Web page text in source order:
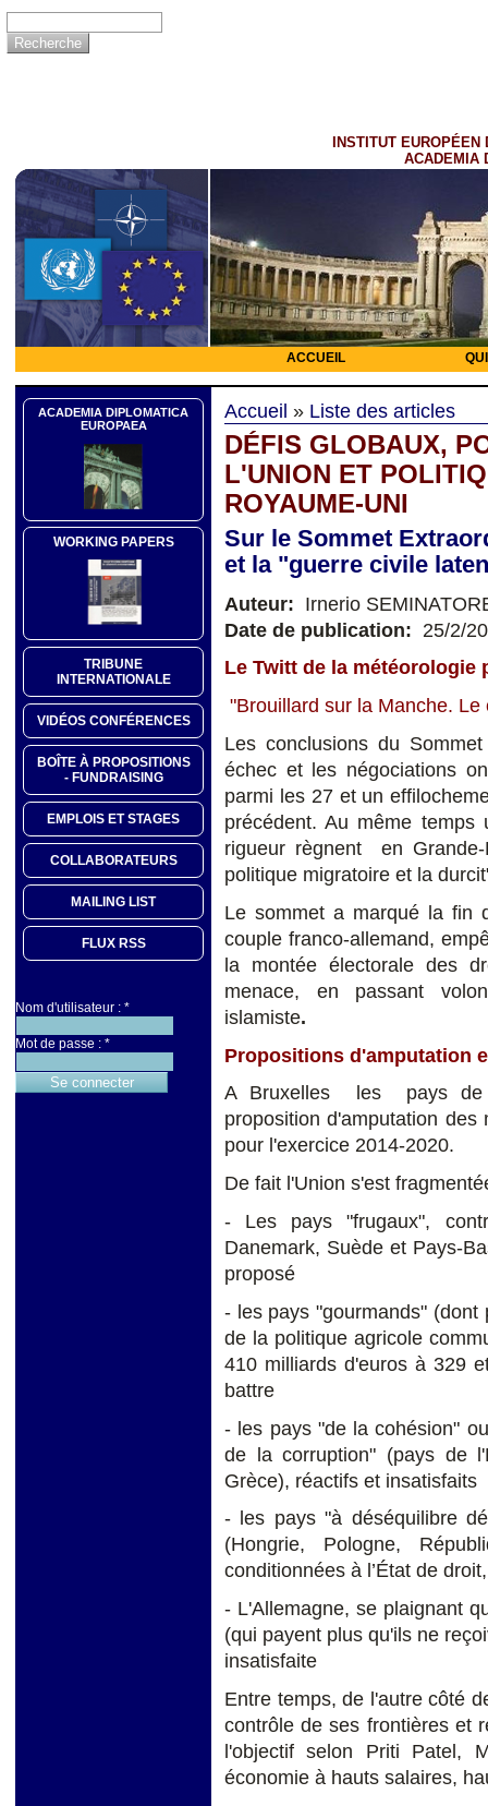
INSTITUT EUROPÉEN
ACADEMIA
ACCUEIL
ACADEMIA DIPLOMATICA
EUROPAEA
WORKING PAPERS
TRIBUNE
INTERNATIONALE
VIDÉOS CONFÉRENCES
BOÎTE À PROPOSITIONS
- FUNDRAISING
EMPLOIS ET STAGES
COLLABORATEURS
MAILING LIST
FLUX RSS
Nom d'utilisateur : *
Mot de passe : *
Accueil » Liste des articles
DÉFIS GLOBAUX,
L'UNION ET
ROYAUME-UNI
Sur le Sommet
et la "guerre civile
Auteur: Irnerio
Date de publication: 25/2/
Le Twitt de la
"Brouillard sur la Manche. Le
Les conclusions du
échec et les négociations
parmi les 27 et un
précédent. Au même
rigueur règnent en
politique migratoire et la
Le sommet a marqué la fin
couple franco-allemand,
la montée électorale des
menace, en passant
islamiste.
Propositions d'amputation
A Bruxelles les pays de
proposition d'amputation
pour l'exercice 2014-2020.
De fait l'Union s'est
- Les pays "frugaux",
Danemark, Suède et Pays-
proposé
- les pays "gourmands"
de la politique agricole
410 milliards d'euros à 329
battre
- les pays "de la cohésion"
de la corruption" (pays de
Grèce), réactifs et insatisfaits
- les pays "à déséquilibre
(Hongrie, Pologne,
conditionnées à l’État de
- L'Allemagne, se plaignant
(qui payent plus qu'ils ne
insatisfaite
Entre temps, de l'autre côté
contrôle de ses frontières et
l'objectif selon Priti Patel,
économie à hauts salaires,